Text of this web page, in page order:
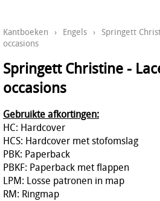
Kantboeken › Engels › Springett
occasions
Springett Christine -
occasions
Gebruikte afkortingen:
HC: Hardcover
HCS: Hardcover met stofomslag
PBK: Paperback
PBKF: Paperback met flappen
LPM: Losse patronen in map
RM: Ringmap